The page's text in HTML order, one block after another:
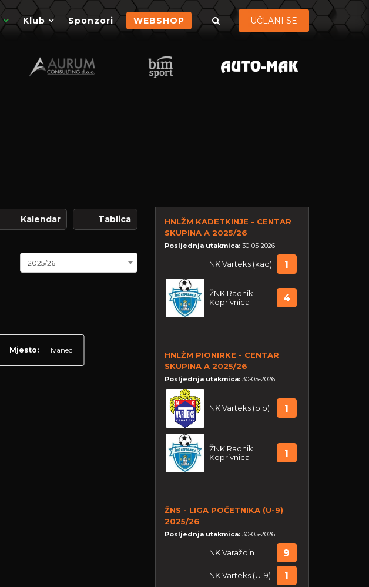
Klub Sponzori WEBSHOP UČLANI SE
Kalendar Tablica
2025/26
Mjesto: Ivanec
HNLŽM KADETKINJE - CENTAR
SKUPINA A 2025/26
Posljednja utakmica: 30-05-2026
NK Varteks (kad) 1
ŽNK Radnik
Koprivnica
4
HNLŽM PIONIRKE - CENTAR
SKUPINA A 2025/26
Posljednja utakmica: 30-05-2026
NK Varteks (pio) 1
ŽNK Radnik
Koprivnica
1
ŽNS - LIGA POČETNIKA (U-9)
2025/26
Posljednja utakmica: 30-05-2026
NK Varaždin 9
NK Varteks (U-9) 1